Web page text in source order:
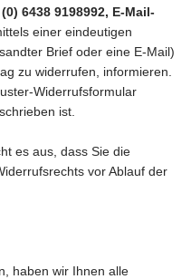
6438 9198992, E-Mail-
einer eindeutigen
Brief oder eine E-Mail)
zu widerrufen, informieren.
Widerrufsformular
ist.
es aus, dass Sie die
vor Ablauf der
haben wir Ihnen alle